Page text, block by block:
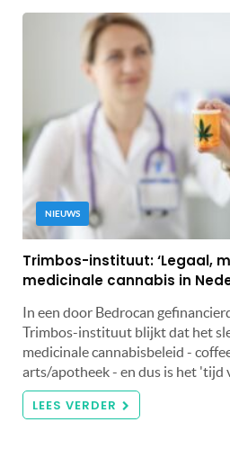
NIEUWS
Trimbos-instituut: ‘Legaal,
medicinale cannabis in
In een door Bedrocan
Trimbos-instituut blijkt dat het
medicinale cannabisbeleid -
arts/apotheek - en dus is het 'tijd
LEES VERDER